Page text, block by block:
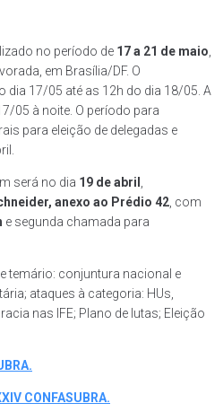
no período de 17 a 21 de maio
em Brasília/DF. O
dia 17/05 até as 12h do dia 18/05. A
05 à noite. O período para
para eleição de delegadas e
será no dia 19 de abril
anexo ao Prédio 42 , com
e segunda chamada para
temário: conjuntura nacional e
ataques à categoria: HUs,
nas IFE; Plano de lutas; Eleição
CONFASUBRA.